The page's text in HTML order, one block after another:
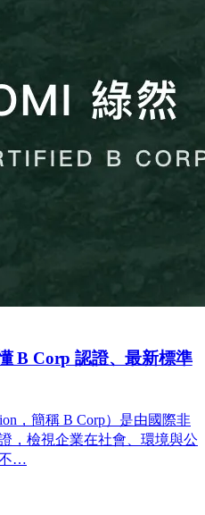
B Corp 認證、最新標準
，簡稱 B Corp）是由國際非
，檢視企業在社會、環境與公
不…